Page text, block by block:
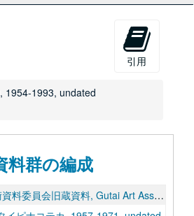
引用
1954-1993, undated
料群の編成
具体美術資料委員会旧蔵資料, Gutai Art Association records（1937-1993, undated）